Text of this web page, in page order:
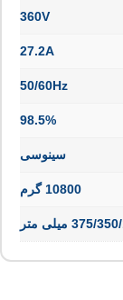
360V
27.2A
50/60Hz
98.5%
سینوسی
10800 گرم
160 میلی متر